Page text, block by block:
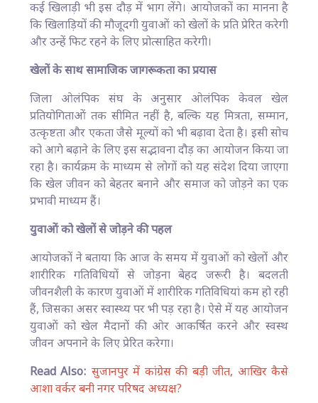
कई खिलाड़ी भी इस दौड़ में भाग लेंगे। आयोजकों का मानना है
कि खिलाड़ियों की मौजूदगी युवाओं को खेलों के प्रति प्रेरित करेगी
और उन्हें फिट रहने के लिए प्रोत्साहित करेगी।
खेलों के साथ सामाजिक जागरूकता का प्रयास
जिला ओलंपिक संघ के अनुसार ओलंपिक केवल खेल
प्रतियोगिताओं तक सीमित नहीं है, बल्कि यह मित्रता, सम्मान,
उत्कृष्टता और एकता जैसे मूल्यों को भी बढ़ावा देता है। इसी सोच
को आगे बढ़ाने के लिए इस सद्भावना दौड़ का आयोजन किया जा
रहा है। कार्यक्रम के माध्यम से लोगों को यह संदेश दिया जाएगा
कि खेल जीवन को बेहतर बनाने और समाज को जोड़ने का एक
प्रभावी माध्यम हैं।
युवाओं को खेलों से जोड़ने की पहल
आयोजकों ने बताया कि आज के समय में युवाओं को खेलों और
शारीरिक गतिविधियों से जोड़ना बेहद जरूरी है। बदलती
जीवनशैली के कारण युवाओं में शारीरिक गतिविधियां कम हो रही
हैं, जिसका असर स्वास्थ्य पर भी पड़ रहा है। ऐसे में यह आयोजन
युवाओं को खेल मैदानों की ओर आकर्षित करने और स्वस्थ
जीवन अपनाने के लिए प्रेरित करेगा।
Read Also: सुजानपुर में कांग्रेस की बड़ी जीत, आखिर कैसे
आशा वर्कर बनी नगर परिषद अध्यक्ष?